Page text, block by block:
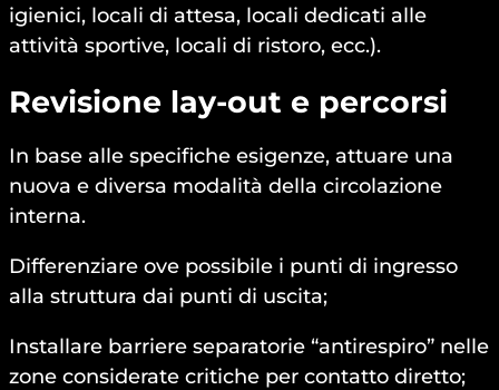
igienici, locali di attesa, locali dedicati alle
attività sportive, locali di ristoro, ecc.).
Revisione lay-out e percorsi
In base alle specifiche esigenze, attuare una
nuova e diversa modalità della circolazione
interna.
Differenziare ove possibile i punti di ingresso
alla struttura dai punti di uscita;
Installare barriere separatorie “antirespiro” nelle
zone considerate critiche per contatto diretto;